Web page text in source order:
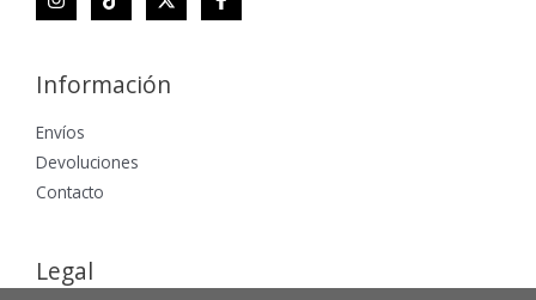
Información
Envíos
Devoluciones
Contacto
Legal